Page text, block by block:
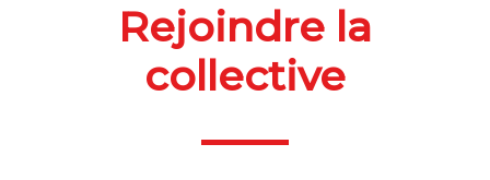
Rejoindre la
collective